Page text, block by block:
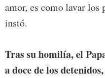
amor, es como lavar los
instó.
Tras su homilía, el
a doce de los detenidos,